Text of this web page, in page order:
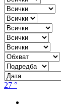
27 °